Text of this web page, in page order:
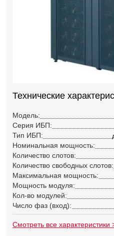
Технические
Модель:
Серия ИБП:
Тип ИБП:
Номинальная мощность:
Количество слотов:
Количество свободных слотов:
Максимальная мощность:
Мощность модуля:
Кол-во модулей:
Число фаз (вход):
Смотреть все характеристики